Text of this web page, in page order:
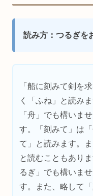
読み方：つるぎを
「船に刻みて剣を
く「ふね」と読み
「舟」でも構いま
す。「刻みて」は
て」と読みます。
と読むこともあり
るぎ」でも構いま
す。また、略して